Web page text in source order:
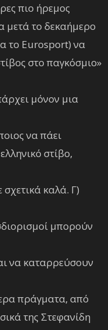
πιο ήρεμος
μετά το δεκαήμερο
το Eurosport) να
στο παγκόσμιο»
μόνον μια
να πάει
στίβο,
καλά. Γ)
μπορούν
να καταρρεύσουν
πράγματα, από
της Στεφανίδη